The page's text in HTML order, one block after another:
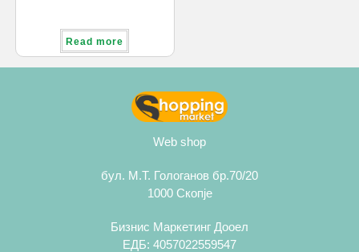
Read more
Web shop
бул. М.Т. Гологанов бр.70/20
1000 Скопје
Бизнис Маркетинг Дооел
ЕДБ: 4057022559547